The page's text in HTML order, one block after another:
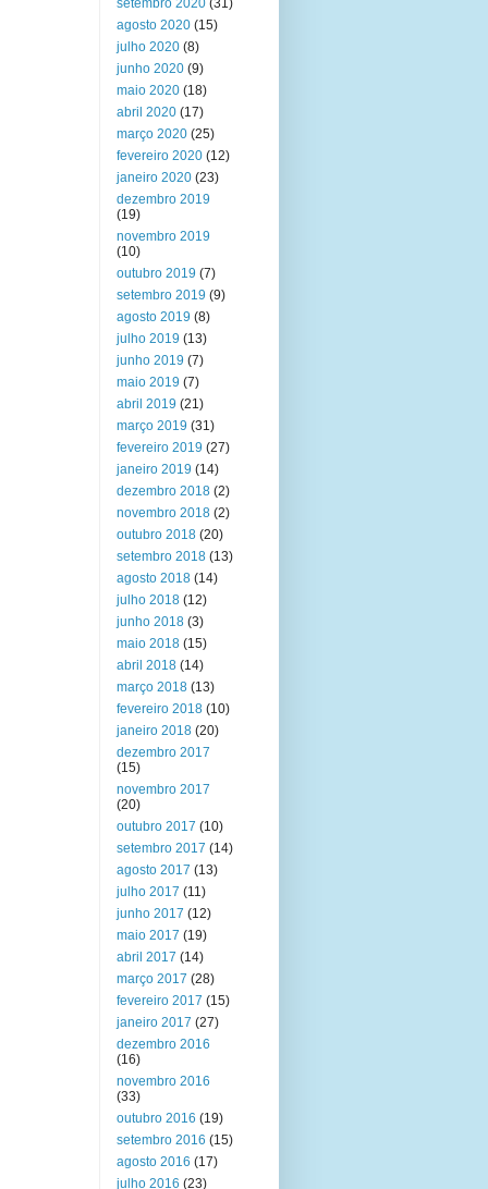
setembro 2020 (31)
agosto 2020 (15)
julho 2020 (8)
junho 2020 (9)
maio 2020 (18)
abril 2020 (17)
março 2020 (25)
fevereiro 2020 (12)
janeiro 2020 (23)
dezembro 2019
(19)
novembro 2019
(10)
outubro 2019 (7)
setembro 2019 (9)
agosto 2019 (8)
julho 2019 (13)
junho 2019 (7)
maio 2019 (7)
abril 2019 (21)
março 2019 (31)
fevereiro 2019 (27)
janeiro 2019 (14)
dezembro 2018 (2)
novembro 2018 (2)
outubro 2018 (20)
setembro 2018 (13)
agosto 2018 (14)
julho 2018 (12)
junho 2018 (3)
maio 2018 (15)
abril 2018 (14)
março 2018 (13)
fevereiro 2018 (10)
janeiro 2018 (20)
dezembro 2017
(15)
novembro 2017
(20)
outubro 2017 (10)
setembro 2017 (14)
agosto 2017 (13)
julho 2017 (11)
junho 2017 (12)
maio 2017 (19)
abril 2017 (14)
março 2017 (28)
fevereiro 2017 (15)
janeiro 2017 (27)
dezembro 2016
(16)
novembro 2016
(33)
outubro 2016 (19)
setembro 2016 (15)
agosto 2016 (17)
julho 2016 (23)